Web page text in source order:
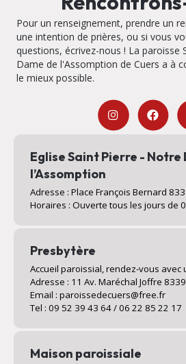
Pour un renseignement, prendre un
une intention de prières, ou si vous
questions, écrivez-nous ! La paroisse
Dame de l'Assomption de Cuers a à
le mieux possible.
Eglise Saint Pierre - Notre
l’Assomption
Adresse : Place François Bernard
Horaires : Ouverte tous les jours de
Presbytère
Accueil paroissial, rendez-vous avec
Adresse : 11 Av. Maréchal Joffre
Email : paroissedecuers@free.fr
Tel : 09 52 39 43 64 / 06 22 85 22 17
Maison paroissiale